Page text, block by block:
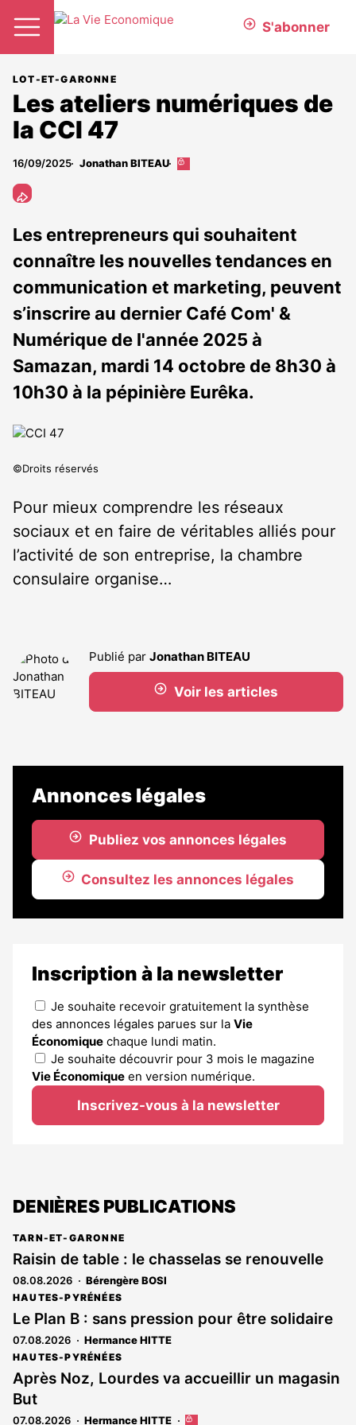
S'abonner
LOT-ET-GARONNE
Les ateliers numériques de
la CCI 47
16/09/2025 Jonathan BITEAU
Cet
abonnés
Les entrepreneurs qui souhaitent
connaître les nouvelles tendances en
communication et marketing, peuvent
s’inscrire au dernier Café Com' &
Numérique de l'année 2025 à
Samazan​, mardi 14 octobre de 8h30 à
10h30 à la pépinière Eurêka.
©Droits réservés
Pour mieux comprendre les réseaux
sociaux et en faire de véritables alliés pour
l’activité de son entreprise, la chambre
consulaire organise…
Publié par Jonathan BITEAU
Voir les articles
Annonces légales
Publiez vos annonces légales
Consultez les annonces légales
Inscription à la newsletter
Je souhaite recevoir gratuitement la synthèse
des annonces légales parues sur la Vie
Économique chaque lundi matin.
Je souhaite découvrir pour 3 mois le magazine
Vie Économique en version numérique.
Inscrivez-vous à la newsletter
DENIÈRES PUBLICATIONS
TARN-ET-GARONNE
Raisin de table : le chasselas se renouvelle
08.08.2026 Bérengère BOSI
HAUTES-PYRÉNÉES
Le Plan B : sans pression pour être solidaire
07.08.2026 Hermance HITTE
HAUTES-PYRÉNÉES
Après Noz, Lourdes va accueillir un magasin
But
07.08.2026 Hermance HITTE
Cet